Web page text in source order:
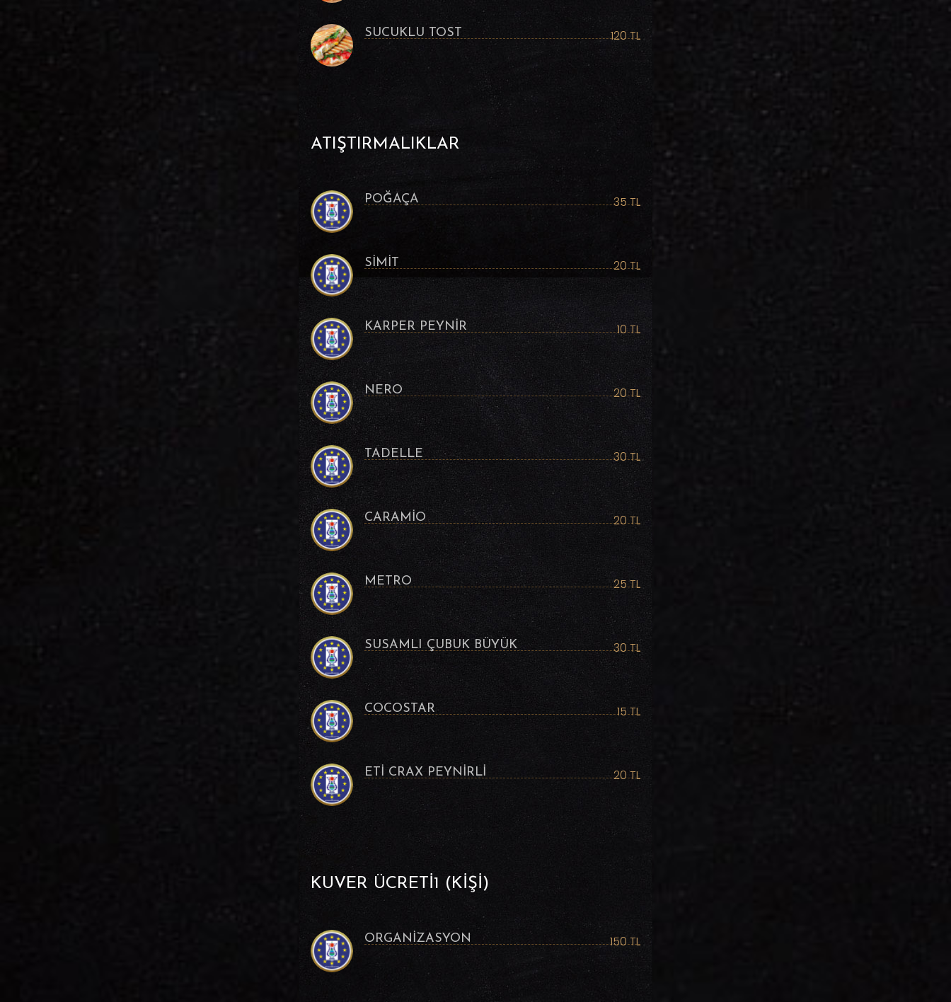
SUCUKLU TOST 120 TL
ATIŞTIRMALIKLAR
POĞAÇA 35 TL
SİMİT 20 TL
KARPER PEYNİR 10 TL
NERO 20 TL
TADELLE 30 TL
CARAMİO 20 TL
METRO 25 TL
SUSAMLI ÇUBUK BÜYÜK 30 TL
COCOSTAR 15 TL
ETİ CRAX PEYNİRLİ 20 TL
KUVER ÜCRETİ1 (KİŞİ)
ORGANİZASYON 150 TL